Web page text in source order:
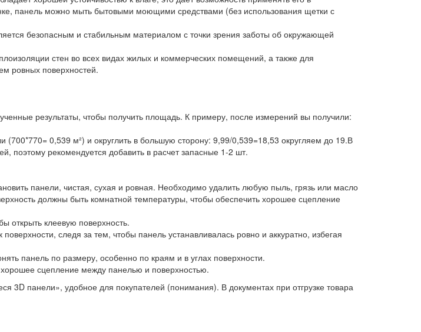
панель можно мыть бытовыми моющими средствами (без использования щетки с
безопасным и стабильным материалом с точки зрения заботы об окружающей
стен во всех видах жилых и коммерческих помещений, а также для
ровных поверхностей.
результаты, чтобы получить площадь. К примеру, после измерений вы получили:
0,539 м²) и округлить в большую сторону: 9,99/0,539=18,53 округляем до 19.В
поэтому рекомендуется добавить в расчет запасные 1-2 шт.
панели, чистая, сухая и ровная. Необходимо удалить любую пыль, грязь или масло
должны быть комнатной температуры, чтобы обеспечить хорошее сцепление
открыть клеевую поверхность.
следя за тем, чтобы панель устанавливалась ровно и аккуратно, избегая
панель по размеру, особенно по краям и в углах поверхности.
сцепление между панелью и поверхностью.
панели», удобное для покупателей (понимания). В документах при отгрузке товара